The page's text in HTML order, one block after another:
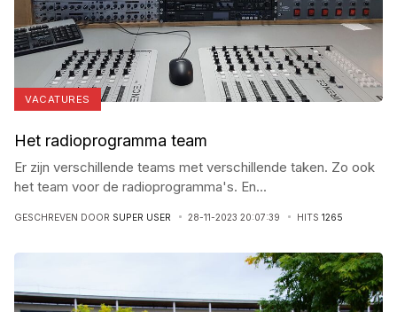
VACATURES
Het radioprogramma team
Er zijn verschillende teams met verschillende taken. Zo ook
het team voor de radioprogramma's. En...
GESCHREVEN DOOR SUPER USER 28-11-2023 20:07:39 HITS 1265